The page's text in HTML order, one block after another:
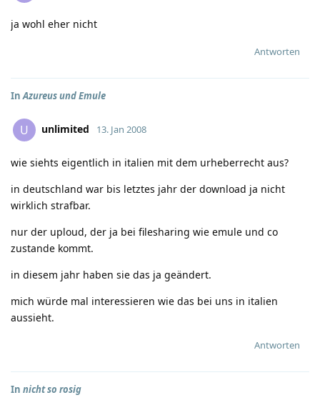
ja wohl eher nicht
Antworten
InAzureus und Emule
U unlimited 13. Jan 2008
wie siehts eigentlich in italien mit dem urheberrecht aus?
in deutschland war bis letztes jahr der download ja nicht
wirklich strafbar.
nur der uploud, der ja bei filesharing wie emule und co
zustande kommt.
in diesem jahr haben sie das ja geändert.
mich würde mal interessieren wie das bei uns in italien
aussieht.
Antworten
In nicht so rosig